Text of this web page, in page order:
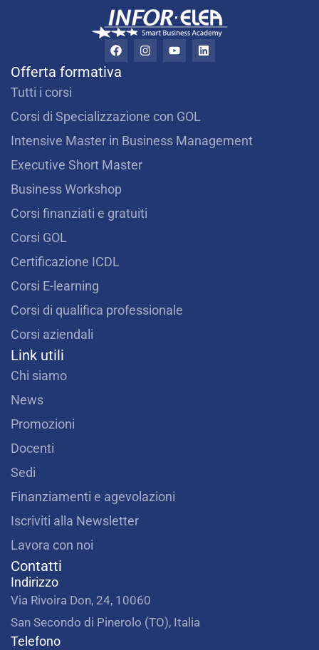
F
a
c
e
o
k
I
n
r
a
m
Y
o
e
L
i
Offerta formativa
Tutti i corsi
Corsi di Specializzazione con GOL
Intensive Master in Business Management
Executive Short Master
Business Workshop
Corsi finanziati e gratuiti
Corsi GOL
Certificazione ICDL
Corsi E-learning
Corsi di qualifica professionale
Corsi aziendali
Link utili
Chi siamo
News
Promozioni
Docenti
Sedi
Finanziamenti e agevolazioni
Iscriviti alla Newsletter
Lavora con noi
Contatti
Indirizzo
Via Rivoira Don, 24, 10060
San Secondo di Pinerolo (TO), Italia
Telefono